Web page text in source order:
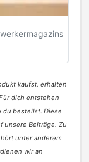
kaufst, erhalten
dich entstehen
bestellst. Diese
unsere Beiträge. Zu
unter anderem
wir an